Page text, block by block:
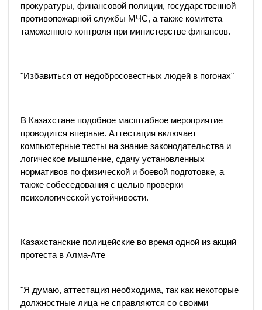
прокуратуры, финансовой полиции, государственной
противопожарной службы МЧС, а также комитета
таможенного контроля при министерстве финансов.
"Избавиться от недобросовестных людей в погонах"
В Казахстане подобное масштабное мероприятие
проводится впервые. Аттестация включает
компьютерные тесты на знание законодательства и
логическое мышление, сдачу установленных
нормативов по физической и боевой подготовке, а
также собеседования с целью проверки
психологической устойчивости.
Казахстанские полицейские во время одной из акций
протеста в Алма-Ате
"Я думаю, аттестация необходима, так как некоторые
должностные лица не справляются со своими